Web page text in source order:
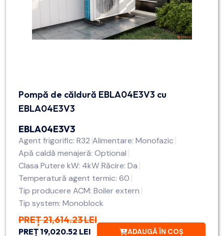
Pompă de căldură EBLA04E3V3 cu
EBLA04E3V3
EBLA04E3V3
Agent frigorific: R32 Alimentare: Monofazic
Apă caldă menajeră: Optional
Clasa Putere kW: 4kW Răcire: Da
Temperatură agent termic: 60
Tip producere ACM: Boiler extern
Tip system: Monoblock
PREȚ 21,614.23 LEI
PREȚ 19,020.52 LEI ADAUGĂ ÎN COȘ